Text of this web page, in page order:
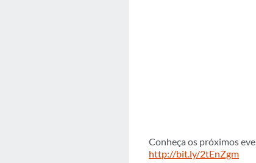
Conheça os próximos
http://bit.ly/2tEnZgm